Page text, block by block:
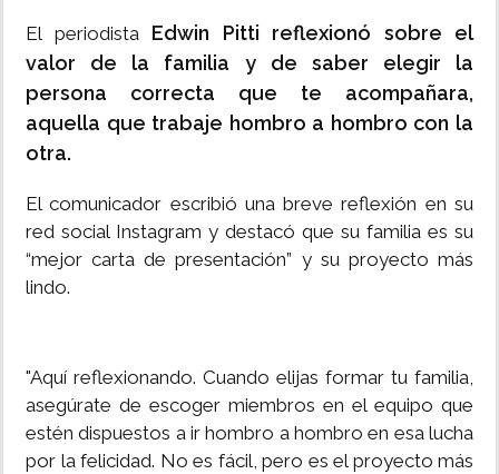
El periodista Edwin Pitti reflexionó sobre el
valor de la familia y de saber elegir la
persona correcta que te acompañara,
aquella que trabaje hombro a hombro con la
otra.
El comunicador escribió una breve reflexión en su
red social Instagram y destacó que su familia es su
“mejor carta de presentación” y su proyecto más
lindo.
"Aquí reflexionando. Cuando elijas formar tu familia,
asegúrate de escoger miembros en el equipo que
estén dispuestos a ir hombro a hombro en esa lucha
por la felicidad. No es fácil, pero es el proyecto más